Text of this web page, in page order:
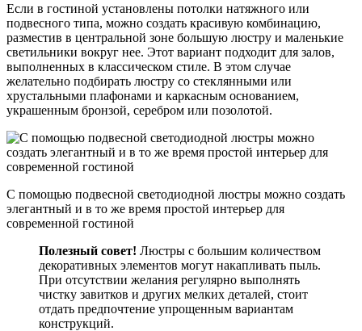
Если в гостиной установлены потолки натяжного или
подвесного типа, можно создать красивую комбинацию,
разместив в центральной зоне большую люстру и маленькие
светильники вокруг нее. Этот вариант подходит для залов,
выполненных в классическом стиле. В этом случае
желательно подбирать люстру со стеклянными или
хрустальными плафонами и каркасным основанием,
украшенным бронзой, серебром или позолотой.
С помощью подвесной светодиодной люстры можно создать
элегантный и в то же время простой интерьер для
современной гостиной
Полезный совет! Люстры с большим количеством
декоративных элементов могут накапливать пыль.
При отсутствии желания регулярно выполнять
чистку завитков и других мелких деталей, стоит
отдать предпочтение упрощенным вариантам
конструкций.